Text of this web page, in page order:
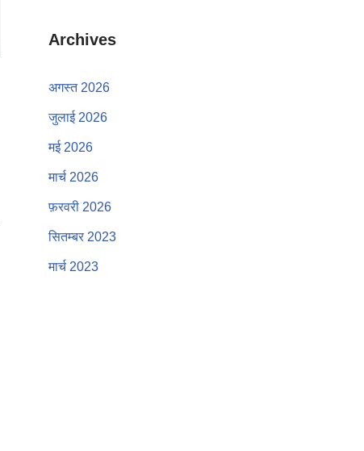
Archives
अगस्त 2026
जुलाई 2026
मई 2026
मार्च 2026
फ़रवरी 2026
सितम्बर 2023
मार्च 2023